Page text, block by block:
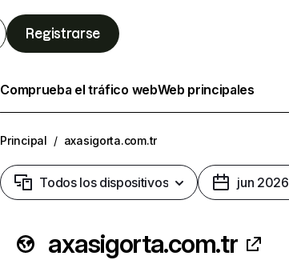
Registrarse
Comprueba el tráfico webWeb principales
Principal / axasigorta.com.tr
Todos los dispositivos jun 2026
axasigorta.com.tr